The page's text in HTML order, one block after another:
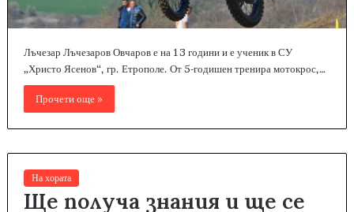
Лъчезар Лъчезаров Овчаров е на 13 години и е ученик в СУ
„Христо Ясенов“, гр. Етрополе. От 5-годишен тренира мотокрос,…
Прочети още »
На хората
Ще получа знания и ще се